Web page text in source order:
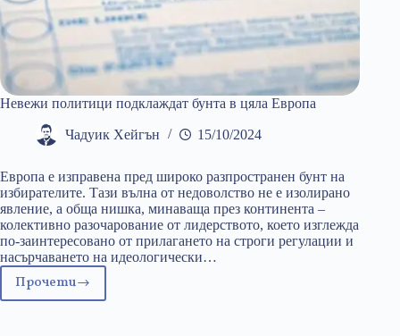
Невежи политици подклаждат бунта в цяла Европа
Чадуик Хейгън 15/10/2024
Европа е изправена пред широко разпространен бунт на
избирателите. Тази вълна от недоволство не е изолирано
явление, а обща нишка, минаваща през континента –
колективно разочарование от лидерството, което изглежда
по-заинтересовано от прилагането на строги регулации и
насърчаването на идеологически…
Прочети
Невежи